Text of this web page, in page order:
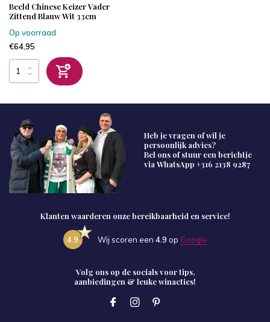
Beeld Chinese Keizer Vader
Zittend Blauw Wit 33cm
Op voorraad
€64,95
Heb je vragen of wil je
persoonlijk advies?
Bel ons of stuur een berichtje
via WhatsApp +316 2138 9287
Klanten waarderen onze bereikbaarheid en service!
4.9 Wij scoren een 4.9 op Google
Volg ons op de socials voor tips,
aanbiedingen & leuke winacties!